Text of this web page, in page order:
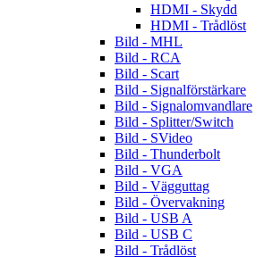
HDMI - Skydd
HDMI - Trådlöst
Bild - MHL
Bild - RCA
Bild - Scart
Bild - Signalförstärkare
Bild - Signalomvandlare
Bild - Splitter/Switch
Bild - SVideo
Bild - Thunderbolt
Bild - VGA
Bild - Vägguttag
Bild - Övervakning
Bild - USB A
Bild - USB C
Bild - Trådlöst